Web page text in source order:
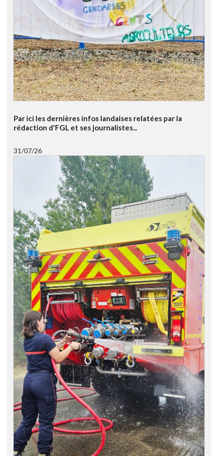
Par ici les dernières infos landaises relatées par la
rédaction d'FGL et ses journalistes...
31/07/26